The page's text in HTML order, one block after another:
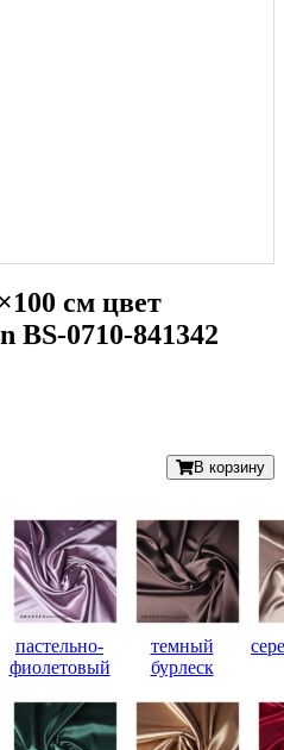
см цвет
0710-841342
В корзину
пастельно-
фиолетовый
темный
бурлеск